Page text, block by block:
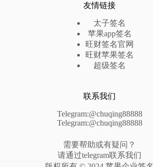
友情链接
太子签名
苹果app签名
旺财签名官网
旺财苹果签名
超级签名
联系我们
Telegram:@chuqing88888
Telegram:@chuqing88888
需要帮助或有疑问？
请通过telegram联系我们